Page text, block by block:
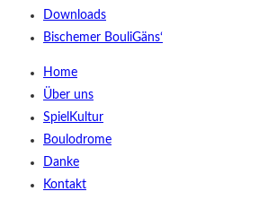
Downloads
Bischemer BouliGäns‘
Home
Über uns
SpielKultur
Boulodrome
Danke
Kontakt